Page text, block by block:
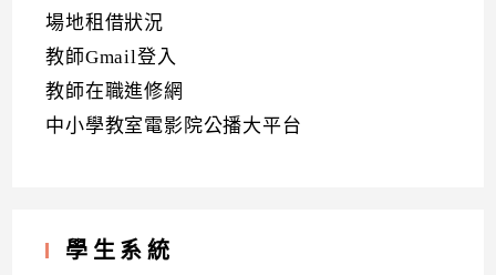
場地租借狀況
教師Gmail登入
教師在職進修網
中小學教室電影院公播大平台
學生系統